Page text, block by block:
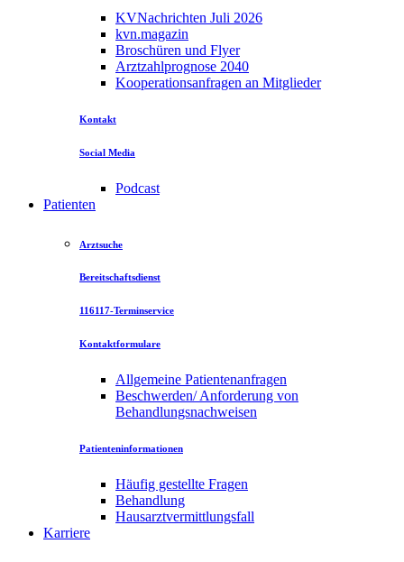
KVNachrichten Juli 2026
kvn.magazin
Broschüren und Flyer
Arztzahlprognose 2040
Kooperationsanfragen an Mitglieder
Kontakt
Social Media
Podcast
Patienten
Arztsuche
Bereitschaftsdienst
116117-Terminservice
Kontaktformulare
Allgemeine Patientenanfragen
Beschwerden/ Anforderung von
Behandlungsnachweisen
Patienteninformationen
Häufig gestellte Fragen
Behandlung
Hausarztvermittlungsfall
Karriere